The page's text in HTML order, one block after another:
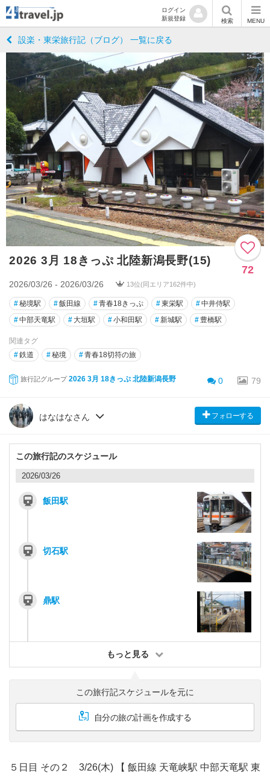
ログイン
新規登録
検索 MENU
設楽・東栄旅行記（ブログ） 一覧に戻る
2026 3月 18きっぷ 北陸新潟長野(15)
72
2026/03/26 - 2026/03/26 13位(同エリア162件中)
#秘境駅 #飯田線 #青春18きっぷ #東栄駅 #中井侍駅
#中部天竜駅 # 大垣駅 #小和田駅 #新城駅 # 豊橋駅
関連タグ
#鉄道 #秘境 #青春18切符の旅
旅行記グループ 2026 3月 18きっぷ 北陸新潟長野 0 79
はなはなさん フォローする
この旅行記のスケジュール
2026/03/26
飯田駅
切石駅
鼎駅
もっと見る
この旅行記スケジュールを元に
自分の旅の計画を作成する
５日目 その２ 3/26(木) 【 飯田線 天竜峡駅 中部天竜駅 東